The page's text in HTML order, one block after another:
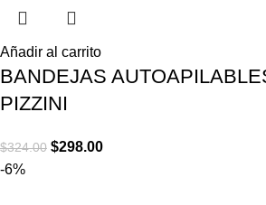
Añadir al carrito
BANDEJAS
PIZZINI
$324.00 $298.00
-6%